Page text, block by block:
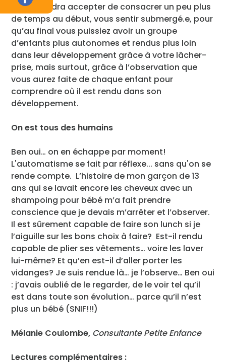
Oui… il faudra accepter de consacrer un peu plus
de temps au début, vous sentir submergé.e, pour
qu’au final vous puissiez avoir un groupe
d’enfants plus autonomes et rendus plus loin
dans leur développement grâce à votre lâcher-
prise, mais surtout, grâce à l’observation que
vous aurez faite de chaque enfant pour
comprendre où il est rendu dans son
développement.
On est tous des humains
Ben oui… on en échappe par moment!
L'automatisme se fait par réflexe... sans qu'on se
rende compte. L’histoire de mon garçon de 13
ans qui se lavait encore les cheveux avec un
shampoing pour bébé m’a fait prendre
conscience que je devais m’arrêter et l’observer.
Il est sûrement capable de faire son lunch si je
l’aiguille sur les bons choix à faire? Est-il rendu
capable de plier ses vêtements… voire les laver
lui-même? Et qu’en est-il d’aller porter les
vidanges? Je suis rendue là… je l’observe… Ben oui
: j’avais oublié de le regarder, de le voir tel qu’il
est dans toute son évolution… parce qu’il n’est
plus un bébé (SNIF!!!)
Mélanie Coulombe, Consultante Petite Enfance
Lectures complémentaires :